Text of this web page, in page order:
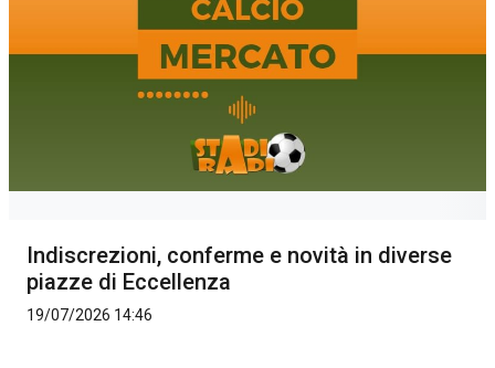
Indiscrezioni, conferme e novità in diverse
piazze di Eccellenza
19/07/2026 14:46